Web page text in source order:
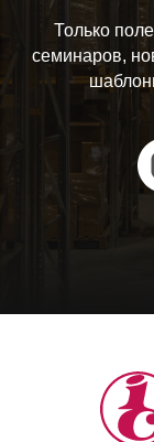
Только
семинаров,